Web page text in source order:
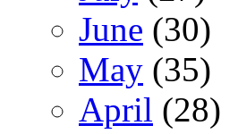
June (30)
May (35)
April (28)